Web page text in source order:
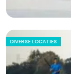
DIVERSE LOCATIES